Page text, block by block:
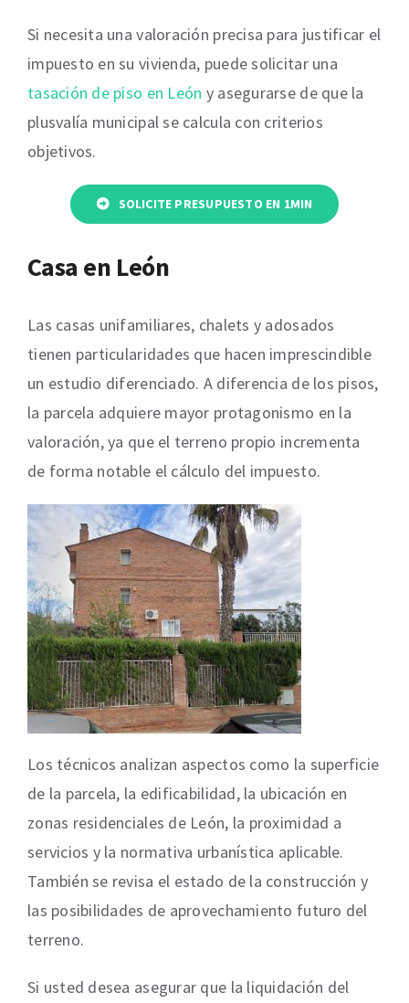
Si necesita una valoración precisa para justificar el
impuesto en su vivienda, puede solicitar una
tasación de piso en León y asegurarse de que la
plusvalía municipal se calcula con criterios
objetivos.
SOLICITE PRESUPUESTO EN 1MIN
Casa en León
Las casas unifamiliares, chalets y adosados
tienen particularidades que hacen imprescindible
un estudio diferenciado. A diferencia de los pisos,
la parcela adquiere mayor protagonismo en la
valoración, ya que el terreno propio incrementa
de forma notable el cálculo del impuesto.
Los técnicos analizan aspectos como la superficie
de la parcela, la edificabilidad, la ubicación en
zonas residenciales de León, la proximidad a
servicios y la normativa urbanística aplicable.
También se revisa el estado de la construcción y
las posibilidades de aprovechamiento futuro del
terreno.
Si usted desea asegurar que la liquidación del